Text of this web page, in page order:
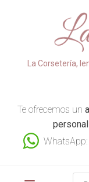
La Corsetería,
Te ofrecemos un